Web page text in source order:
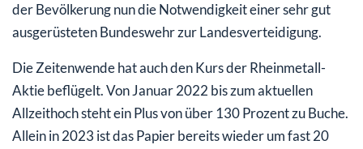
der Bevölkerung nun die Notwendigkeit einer sehr gut
ausgerüsteten Bundeswehr zur Landesverteidigung.
Die Zeitenwende hat auch den Kurs der Rheinmetall-
Aktie beflügelt. Von Januar 2022 bis zum aktuellen
Allzeithoch steht ein Plus von über 130 Prozent zu Buche.
Allein in 2023 ist das Papier bereits wieder um fast 20